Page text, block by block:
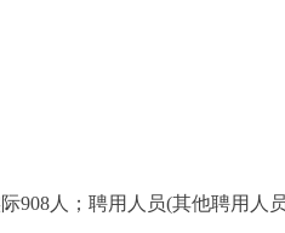
人；聘用人员(其他聘用人员